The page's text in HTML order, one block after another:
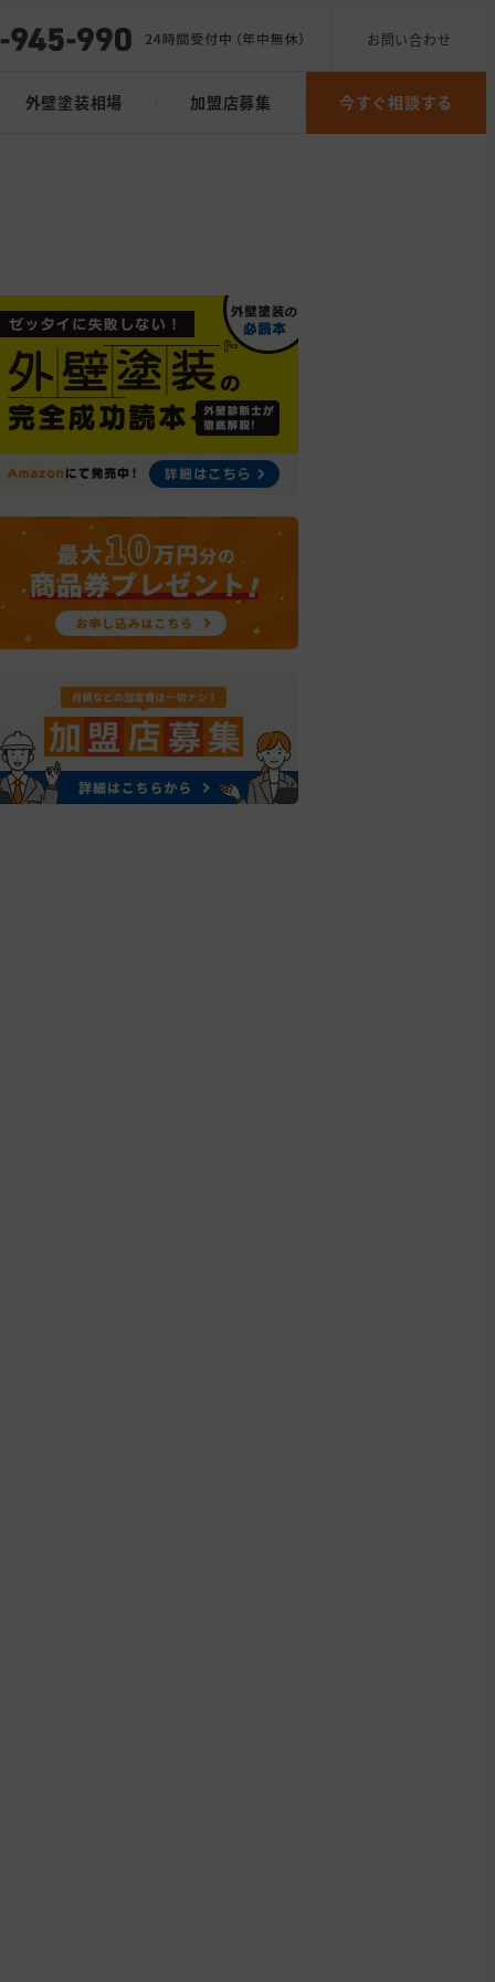
お問い合わせ
外壁塗装相場 加盟店募集 今すぐ相談する